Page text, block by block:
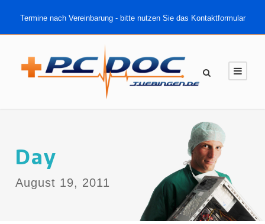
Termine nach Vereinbarung - bitte nutzen Sie das Kontaktformular
Day
August 19, 2011